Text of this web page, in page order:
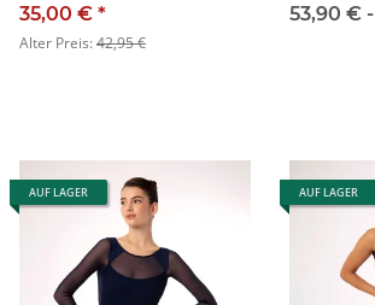
35,00 € *
Alter Preis:42,95 €
53,90 € -
AUF LAGER AUF LAGER